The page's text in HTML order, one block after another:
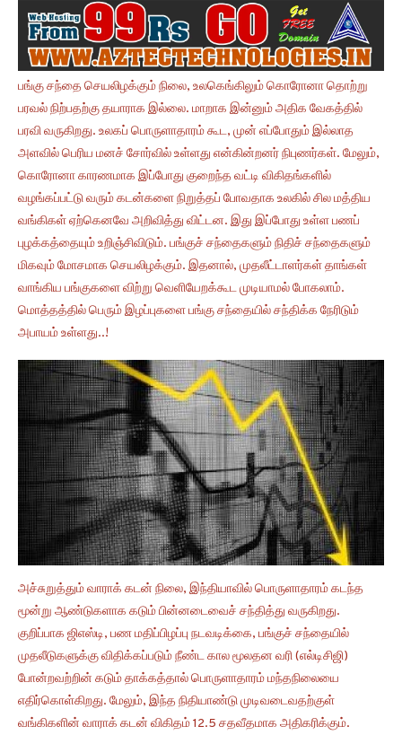
பங்கு சந்தை செயலிழக்கும் நிலை, உலகெங்கிலும் கொரோனா தொற்று
பரவல் நிற்பதற்கு தயாராக இல்லை. மாறாக இன்னும் அதிக வேகத்தில்
பரவி வருகிறது. உலகப் பொருளாதாரம் கூட, முன் எப்போதும் இல்லாத
அளவில் பெரிய மனச் சோர்வில் உள்ளது என்கின்றனர் நிபுணர்கள். மேலும்,
கொரோனா காரணமாக இப்போது குறைந்த வட்டி விகிதங்களில்
வழங்கப்பட்டு வரும் கடன்களை நிறுத்தப் போவதாக உலகில் சில மத்திய
வங்கிகள் ஏற்கெனவே அறிவித்து விட்டன. இது இப்போது உள்ள பணப்
புழக்கத்தையும் உறிஞ்சிவிடும். பங்குச் சந்தைகளும் நிதிச் சந்தைகளும்
மிகவும் மோசமாக செயலிழக்கும். இதனால், முதலீட்டாளர்கள் தாங்கள்
வாங்கிய பங்குகளை விற்று வெளியேறக்கூட முடியாமல் போகலாம்.
மொத்தத்தில் பெரும் இழப்புகளை பங்கு சந்தையில் சந்திக்க நேரிடும்
அபாயம் உள்ளது..!
அச்சுறுத்தும் வாராக் கடன் நிலை, இந்தியாவில் பொருளாதாரம் கடந்த
மூன்று ஆண்டுகளாக கடும் பின்னடைவைச் சந்தித்து வருகிறது.
குறிப்பாக ஜிஎஸ்டி, பண மதிப்பிழப்பு நடவடிக்கை, பங்குச் சந்தையில்
முதலீடுகளுக்கு விதிக்கப்படும் நீண்ட கால மூலதன வரி (எல்டிசிஜி)
போன்றவற்றின் கடும் தாக்கத்தால் பொருளாதாரம் மந்தநிலையை
எதிர்கொள்கிறது. மேலும், இந்த நிதியாண்டு முடிவடைவதற்குள்
வங்கிகளின் வாராக் கடன் விகிதம் 12.5 சதவீதமாக அதிகரிக்கும்.